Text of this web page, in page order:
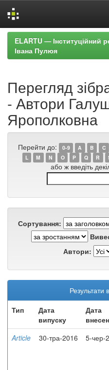
Skip
navigation
ELARTU — Інституційний
Івана Пулюя
Перегляд
- Автори
Ярополковна
Перейти до: 0-9 A B C
L
M N O P Q R
або ж введіть
Сортування:
Автори:
Результати
Тип
Дата
випуску
Дата
Article 30-тра-2016 5-чер-